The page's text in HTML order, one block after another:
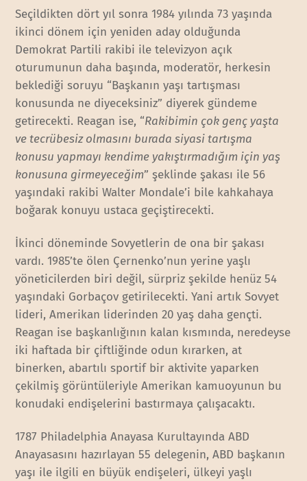
Seçildikten dört yıl sonra 1984 yılında 73 yaşında
ikinci dönem için yeniden aday olduğunda
Demokrat Partili rakibi ile televizyon açık
oturumunun daha başında, moderatör, herkesin
beklediği soruyu “Başkanın yaşı tartışması
konusunda ne diyeceksiniz” diyerek gündeme
getirecekti. Reagan ise, “Rakibimin çok genç yaşta
ve tecrübesiz olmasını burada siyasi tartışma
konusu yapmayı kendime yakıştırmadığım için yaş
konusuna girmeyeceğim” şeklinde şakası ile 56
yaşındaki rakibi Walter Mondale’i bile kahkahaya
boğarak konuyu ustaca geçiştirecekti.
İkinci döneminde Sovyetlerin de ona bir şakası
vardı. 1985’te ölen Çernenko’nun yerine yaşlı
yöneticilerden biri değil, sürpriz şekilde henüz 54
yaşındaki Gorbaçov getirilecekti. Yani artık Sovyet
lideri, Amerikan liderinden 20 yaş daha gençti.
Reagan ise başkanlığının kalan kısmında, neredeyse
iki haftada bir çiftliğinde odun kırarken, at
binerken, abartılı sportif bir aktivite yaparken
çekilmiş görüntüleriyle Amerikan kamuoyunun bu
konudaki endişelerini bastırmaya çalışacaktı.
1787 Philadelphia Anayasa Kurultayında ABD
Anayasasını hazırlayan 55 delegenin, ABD başkanın
yaşı ile ilgili en büyük endişeleri, ülkeyi yaşlı